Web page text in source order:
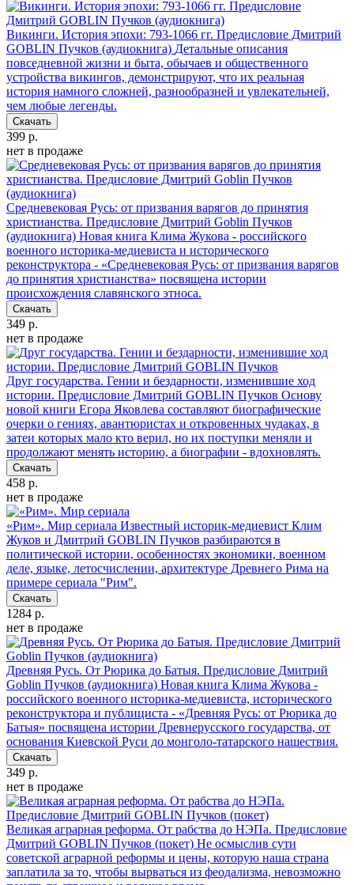
Викинги. История эпохи: 793-1066 гг. Предисловие Дмитрий
GOBLIN Пучков (аудиокнига) Детальные описания
повседневной жизни и быта, обычаев и общественного
устройства викингов, демонстрируют, что их реальная
история намного сложней, разнообразней и увлекательней,
чем любые легенды.
Скачать
399 р.
нет в продаже
Средневековая Русь: от призвания варягов до принятия
христианства. Предисловие Дмитрий Goblin Пучков
(аудиокнига) Новая книга Клима Жукова - российского
военного историка-медиевиста и исторического
реконструктора - «Средневековая Русь: от призвания варягов
до принятия христианства» посвящена истории
происхождения славянского этноса.
Скачать
349 р.
нет в продаже
Друг государства. Гении и бездарности, изменившие ход
истории. Предисловие Дмитрий GOBLIN Пучков Основу
новой книги Егора Яковлева составляют биографические
очерки о гениях, авантюристах и откровенных чудаках, в
затеи которых мало кто верил, но их поступки меняли и
продолжают менять историю, а биографии - вдохновлять.
Скачать
458 р.
нет в продаже
«Рим». Мир сериала Известный историк-медиевист Клим
Жуков и Дмитрий GOBLIN Пучков разбираются в
политической истории, особенностях экономики, военном
деле, языке, летосчислении, архитектуре Древнего Рима на
примере сериала "Рим".
Скачать
1284 р.
нет в продаже
Древняя Русь. От Рюрика до Батыя. Предисловие Дмитрий
Goblin Пучков (аудиокнига) Новая книга Клима Жукова -
российского военного историка-медиевиста, исторического
реконструктора и публициста - «Древняя Русь: от Рюрика до
Батыя» посвящена истории Древнерусского государства, от
основания Киевской Руси до монголо-татарского нашествия.
Скачать
349 р.
нет в продаже
Великая аграрная реформа. От рабства до НЭПа. Предисловие
Дмитрий GOBLIN Пучков (покет) Не осмыслив сути
советской аграрной реформы и цены, которую наша страна
заплатила за то, чтобы вырваться из феодализма, невозможно